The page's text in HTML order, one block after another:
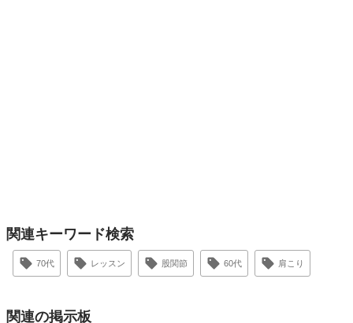
関連キーワード検索
70代 レッスン 股関節 60代 肩こり
関連の掲示板